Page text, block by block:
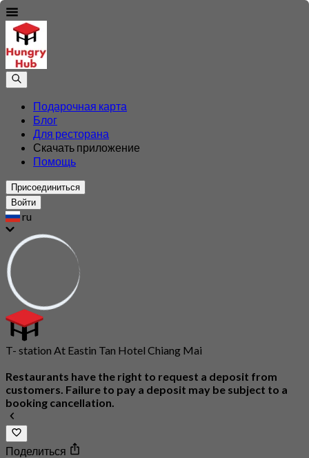
Подарочная карта
Блог
Для ресторана
Скачать приложение
Помощь
Присоединиться
Войти
ru
T- station At Eastin Tan Hotel Chiang Mai
Restaurants have the right to request a deposit from
customers. Failure to pay a deposit may be subject to a
booking cancellation.
Поделиться